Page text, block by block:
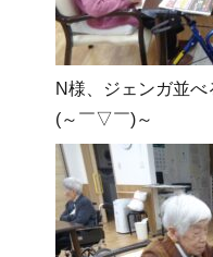
N様、ジェンガ並
(～￣▽￣)～